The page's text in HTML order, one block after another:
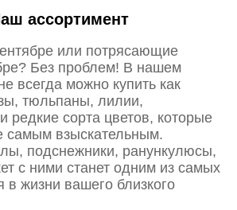
ассортимент
или потрясающие
Без проблем! В нашем
всегда можно купить как
тюльпаны, лилии,
редкие сорта цветов, которые
самым взыскательным.
подснежники, ранункулюсы,
с ними станет одним из самых
жизни вашего близкого